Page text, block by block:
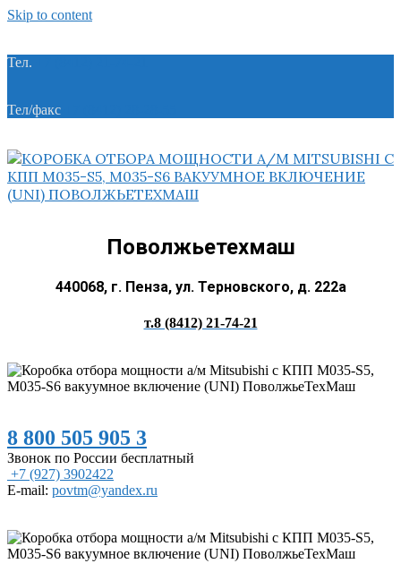
Skip to content
Тел.
Тел/факс
Поволжьетехмаш
440068, г. Пенза, ул. Терновского, д. 222а
т.8 (8412) 21-74-21
8 800 505 905 3
Звонок по России бесплатный
+7 (927) 3902422
E-mail: povtm@yandex.ru